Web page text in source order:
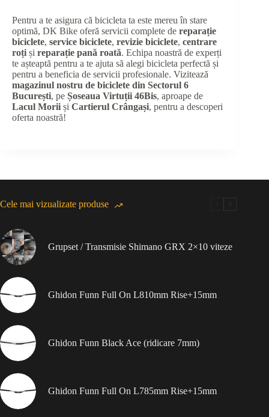
Pentru a te asigura că bicicleta ta este mereu în stare
optimă, DK Bike oferă servicii complete de reparație
biciclete, service biciclete, revizie biciclete, centrare
roți și reparație pană roată. Echipa noastră de experți
te așteaptă pentru a te ajuta să alegi bicicleta perfectă și
pentru a beneficia de servicii profesionale. Vizitează
magazinul nostru de biciclete din Sectorul 6
București, pe Șoseaua Virtuții 46Bis, aproape de
Lacul Morii și Cartierul Crângași, pentru a descoperi
oferta noastră!
Cele mai vizualizate produse
Grupset / Transmisie Shimano GRX 2×10 viteze
Ghidon Funn Full On L810mm Rise+15mm
Ghidon Funn Black Ace (ridicare 7mm)
Ghidon Funn Full On L785mm Rise+15mm